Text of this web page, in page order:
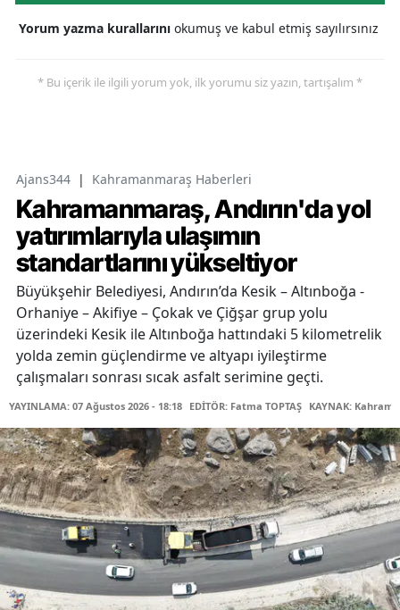
Yorum yazma kurallarını okumuş ve kabul etmiş sayılırsınız
* Bu içerik ile ilgili yorum yok, ilk yorumu siz yazın, tartışalım *
Ajans344 | Kahramanmaraş Haberleri
Kahramanmaraş, Andırın'da yol
yatırımlarıyla ulaşımın
standartlarını yükseltiyor
Büyükşehir Belediyesi, Andırın’da Kesik – Altınboğa -
Orhaniye – Akifiye – Çokak ve Çiğşar grup yolu
üzerindeki Kesik ile Altınboğa hattındaki 5 kilometrelik
yolda zemin güçlendirme ve altyapı iyileştirme
çalışmaları sonrası sıcak asfalt serimine geçti.
YAYINLAMA: 07 Ağustos 2026 - 18:18 EDİTÖR: Fatma TOPTAŞ KAYNAK: